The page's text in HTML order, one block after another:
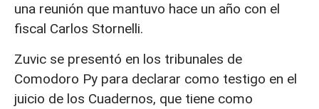
una reunión que mantuvo hace un año con el
fiscal Carlos Stornelli.
Zuvic se presentó en los tribunales de
Comodoro Py para declarar como testigo en el
juicio de los Cuadernos, que tiene como